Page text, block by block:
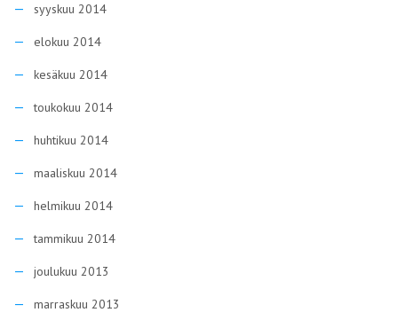
syyskuu 2014
elokuu 2014
kesäkuu 2014
toukokuu 2014
huhtikuu 2014
maaliskuu 2014
helmikuu 2014
tammikuu 2014
joulukuu 2013
marraskuu 2013